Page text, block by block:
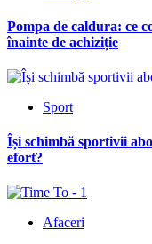
Pompa de caldura: ce
înainte de achiziție
Sport
Își schimbă sportivii
efort?
Afaceri